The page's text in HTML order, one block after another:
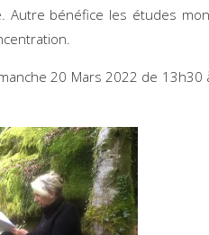
Autre bénéfice les études
20 Mars 2022 de